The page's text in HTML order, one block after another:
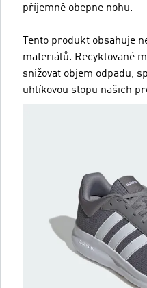
příjemně obepne nohu.
Tento produkt obsahuje
materiálů. Recyklované
snižovat objem odpadu,
uhlíkovou stopu našich